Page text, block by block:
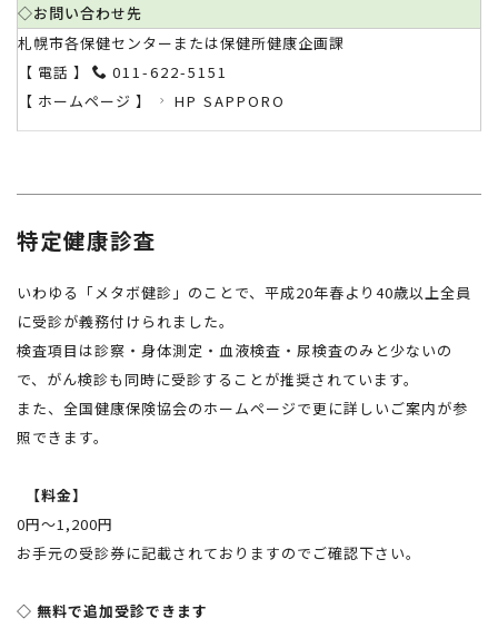
◇お問い合わせ先
札幌市各保健センターまたは保健所健康企画課
【 電話 】
011-622-5151
【 ホームページ 】
HP SAPPORO
特定健康診査
いわゆる「メタボ健診」のことで、平成20年春より40歳以上全員
に受診が義務付けられました。
検査項目は診察・身体測定・血液検査・尿検査のみと少ないの
で、がん検診も同時に受診することが推奨されています。
また、全国健康保険協会のホームページで更に詳しいご案内が参
照できます。
【料金】
0円～1,200円
お手元の受診券に記載されておりますのでご確認下さい。
◇ 無料で追加受診できます